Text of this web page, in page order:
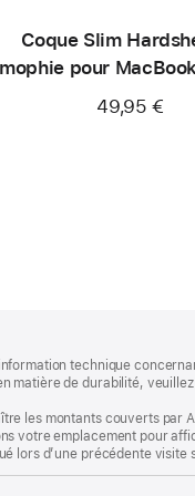
Coque Slim
mophie pour
49,95 €
technique
matière de durabilité,
les montants couverts par
votre emplacement pour
lors d’une précédente visite